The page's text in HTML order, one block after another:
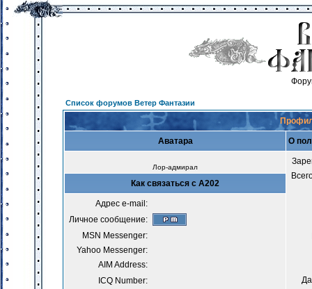
Список форумов Ветер Фантазии
Аватара О
Лор-адмирал
Как связаться с А202
Адрес e-mail:
Личное сообщение:
MSN Messenger:
Yahoo Messenger:
AIM Address:
ICQ Number: